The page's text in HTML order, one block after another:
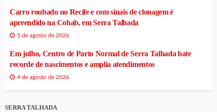
Carro roubado no Recife e com sinais de clonagem é
apreendido na Cohab, em Serra Talhada
5 de agosto de 2026
Em julho, Centro de Parto Normal de Serra Talhada bate
recorde de nascimentos e amplia atendimentos
4 de agosto de 2026
SERRA TALHADA